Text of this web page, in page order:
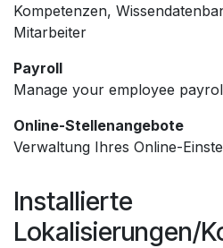
Kompetenzen,
Mitarbeiter
Payroll
Manage your employee
Online-Stellenangebote
Verwaltung Ihres Online-
Installierte
Lokalisierungen/